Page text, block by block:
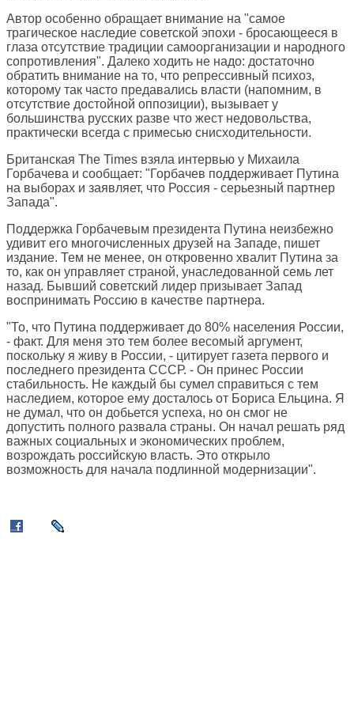
Автор особенно обращает внимание на "самое
трагическое наследие советской эпохи - бросающееся в
глаза отсутствие традиции самоорганизации и народного
сопротивления". Далеко ходить не надо: достаточно
обратить внимание на то, что репрессивный психоз,
которому так часто предавались власти (напомним, в
отсутствие достойной оппозиции), вызывает у
большинства русских разве что жест недовольства,
практически всегда с примесью снисходительности.
Британская The Times взяла интервью у Михаила
Горбачева и сообщает: "Горбачев поддерживает Путина
на выборах и заявляет, что Россия - серьезный партнер
Запада".
Поддержка Горбачевым президента Путина неизбежно
удивит его многочисленных друзей на Западе, пишет
издание. Тем не менее, он откровенно хвалит Путина за
то, как он управляет страной, унаследованной семь лет
назад. Бывший советский лидер призывает Запад
воспринимать Россию в качестве партнера.
"То, что Путина поддерживает до 80% населения России,
- факт. Для меня это тем более весомый аргумент,
поскольку я живу в России, - цитирует газета первого и
последнего президента СССР. - Он принес России
стабильность. Не каждый бы сумел справиться с тем
наследием, которое ему досталось от Бориса Ельцина. Я
не думал, что он добьется успеха, но он смог не
допустить полного развала страны. Он начал решать ряд
важных социальных и экономических проблем,
возрождать российскую власть. Это открыло
возможность для начала подлинной модернизации".